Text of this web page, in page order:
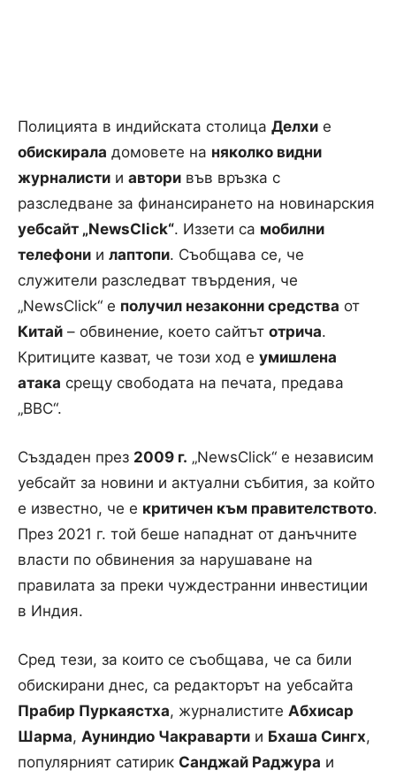
Полицията в индийската столица Делхи е
обискирала домовете на няколко видни
журналисти и автори във връзка с
разследване за финансирането на новинарския
уебсайт „NewsClick“. Иззети са мобилни
телефони и лаптопи. Съобщава се, че
служители разследват твърдения, че
„NewsClick“ е получил незаконни средства от
Китай – обвинение, което сайтът отрича.
Критиците казват, че този ход е умишлена
атака срещу свободата на печата, предава
„BBC“.
Създаден през 2009 г. „NewsClick“ е независим
уебсайт за новини и актуални събития, за който
е известно, че е критичен към правителството.
През 2021 г. той беше нападнат от данъчните
власти по обвинения за нарушаване на
правилата за преки чуждестранни инвестиции
в Индия.
Сред тези, за които се съобщава, че са били
обискирани днес, са редакторът на уебсайта
Прабир Пуркаястха, журналистите Абхисар
Шарма, Ауниндио Чакраварти и Бхаша Сингх,
популярният сатирик Санджай Раджура и